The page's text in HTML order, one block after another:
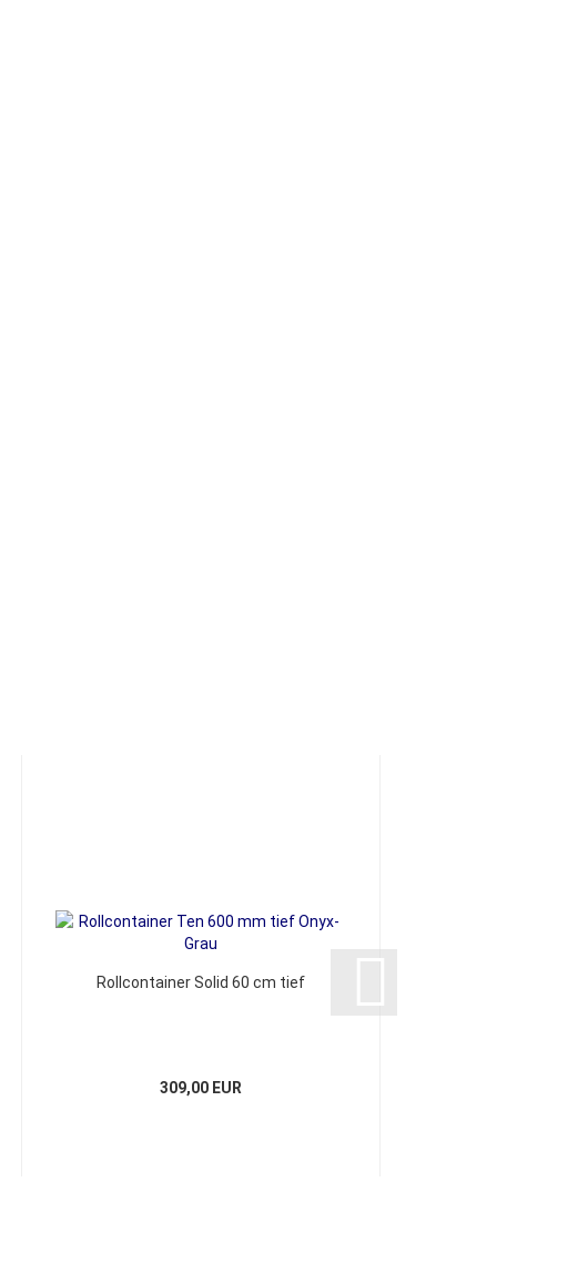
Rollcontainer Solid 60 cm tief
309,00 EUR